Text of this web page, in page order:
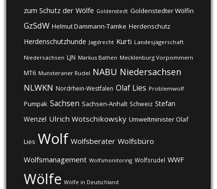
zum Schutz der Wölfe Goldenstedt Goldenstedter Wölfin
GzSdW Helmut Dammann-Tamke Herdenschutz
Herdenschutzhunde Jagdrecht Kurti Landesjägerschaft
Niedersachsen LJN Markus Bathen Mecklenburg Vorpommern
MT6 Munsteraner Rudel NABU Niedersachsen
NLWKN Nordrhein-Westfalen Olaf Lies Problemwolf
Pumpak Sachsen Sachsen-Anhalt Schweiz Stefan
Wenzel Ulrich Wotschikowsky Umweltminister Olaf
Lies Wolf Wolfsberater Wolfsbüro
Wolfsmanagement Wolfsmonitoring Wolfsrudel WWF
Wölfe Wölfe in Deutschland